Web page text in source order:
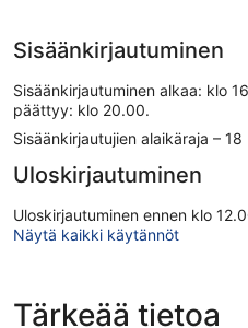
Sisäänkirjautuminen
Sisäänkirjautuminen alkaa: klo
päättyy: klo 20.00.
Sisäänkirjautujien alaikäraja – 18
Uloskirjautuminen
Uloskirjautuminen ennen klo
Näytä kaikki käytännöt
Tärkeää tietoa